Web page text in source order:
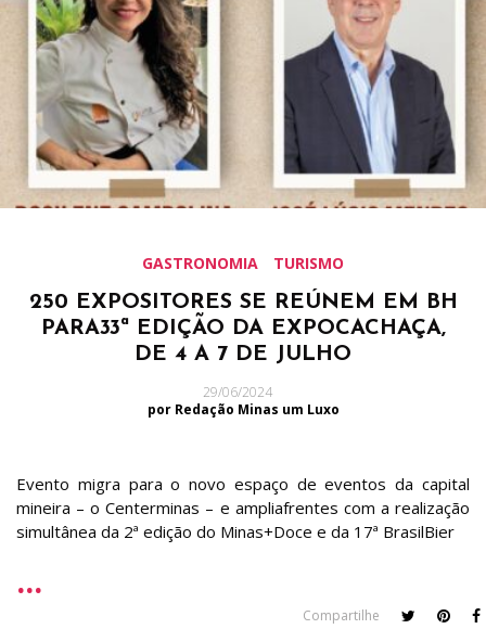
GASTRONOMIA TURISMO
250 EXPOSITORES SE REÚNEM EM BH
PARA33ª EDIÇÃO DA EXPOCACHAÇA,
DE 4 A 7 DE JULHO
29/06/2024
por Redação Minas um Luxo
Evento migra para o novo espaço de eventos da capital
mineira – o Centerminas – e ampliafrentes com a realização
simultânea da 2ª edição do Minas+Doce e da 17ª BrasilBier
Compartilhe